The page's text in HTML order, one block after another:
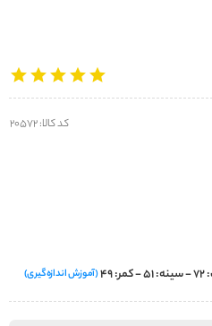
کد کالا: 20572
(آموزش اندازه‌گیری)